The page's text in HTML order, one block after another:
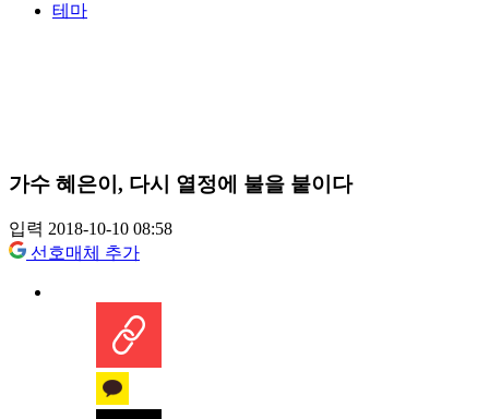
테마
가수 혜은이, 다시 열정에 불을 붙이다
입력 2018-10-10 08:58
선호매체 추가